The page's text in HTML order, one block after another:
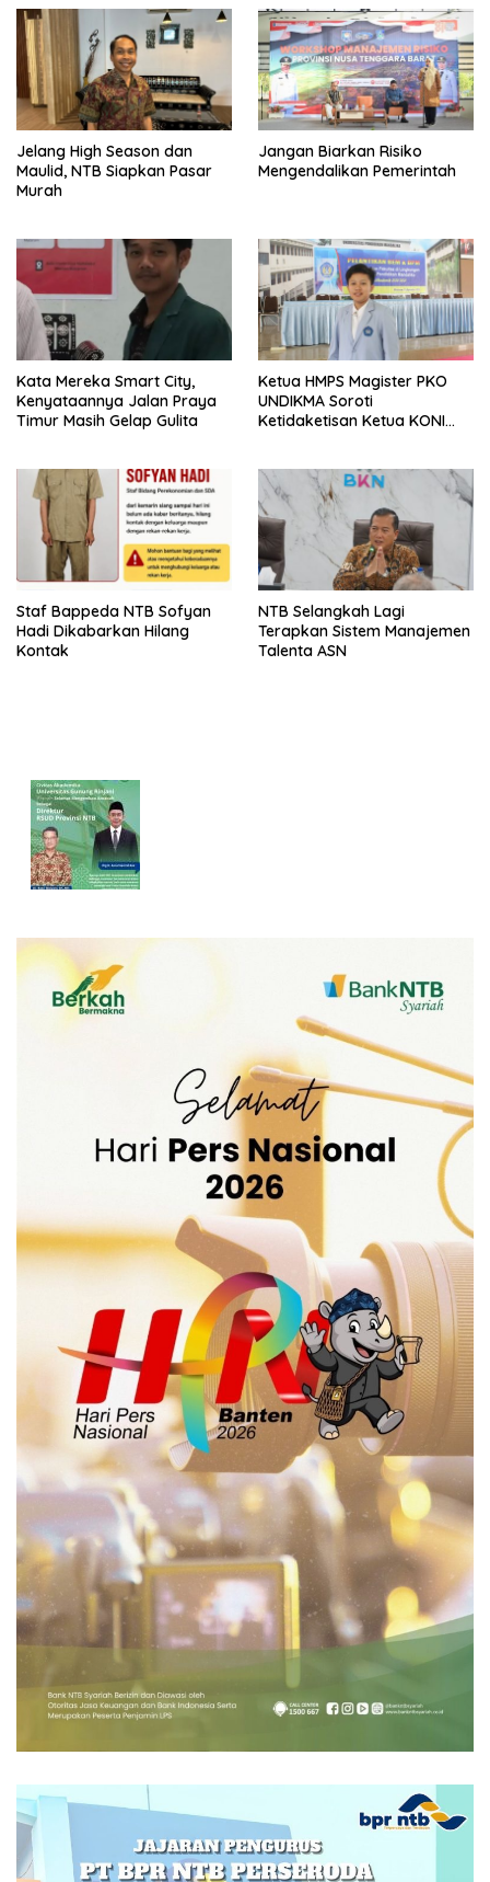
Jelang High Season dan
Maulid, NTB Siapkan Pasar
Murah
Jangan Biarkan Risiko
Mengendalikan Pemerintah
Kata Mereka Smart City,
Kenyataannya Jalan Praya
Timur Masih Gelap Gulita
Ketua HMPS Magister PKO
UNDIKMA Soroti
Ketidaketisan Ketua KONI
Arena Kepentingan Sesaat
Staf Bappeda NTB Sofyan
Hadi Dikabarkan Hilang
Kontak
NTB Selangkah Lagi
Terapkan Sistem Manajemen
Talenta ASN